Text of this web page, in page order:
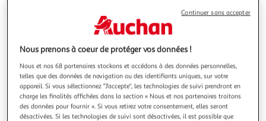
à
Illustration
précédente
Illustration
suivante
Nous prenons à coeur de protéger vos données !
Nous et nos 68 partenaires stockons et accédons à des données personnelles,
telles que des données de navigation ou des identifiants uniques, sur votre
appareil. Si vous sélectionnez "J'accepte", les technologies de suivi prendront en
charge les finalités affichées dans la section « Nous et nos partenaires traitons
des données pour fournir ». Si vous retirez votre consentement, elles seront
désactivées. Si les technologies de suivi sont désactivées, il est possible que
Continuer sans accepter